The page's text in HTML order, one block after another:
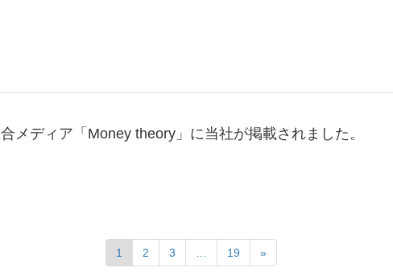
メディア「Money theory」に当社が掲載されました。
1 2 3 19 »